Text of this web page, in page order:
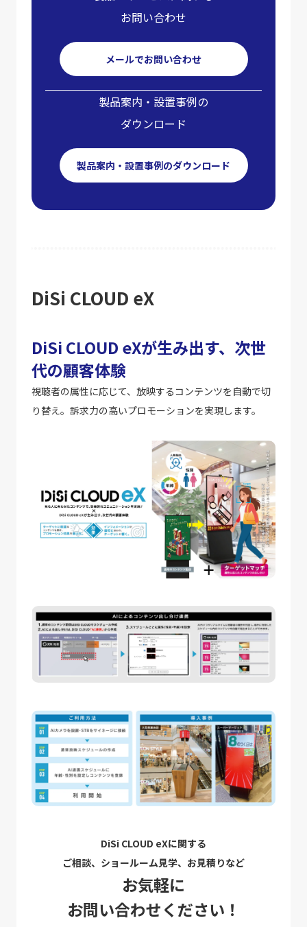
お問い合わせ
メールでお問い合わせ
製品案内・設置事例の
ダウンロード
製品案内・設置事例のダウンロード
DiSi CLOUD eX
DiSi CLOUD eXが生み出す、次世
代の顧客体験
視聴者の属性に応じて、放映するコンテンツを自動で切
り替え。訴求力の高いプロモーションを実現します。
DiSi CLOUD eXに関する
ご相談、ショールーム見学、お見積りなど
お気軽に
お問い合わせください！